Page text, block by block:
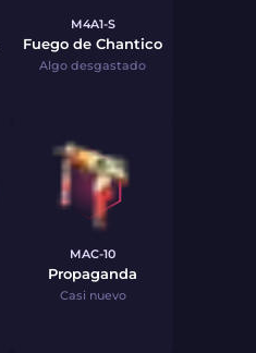
M4A1-S
Fuego de Chantico
Algo desgastado
MAC-10
Propaganda
Casi nuevo